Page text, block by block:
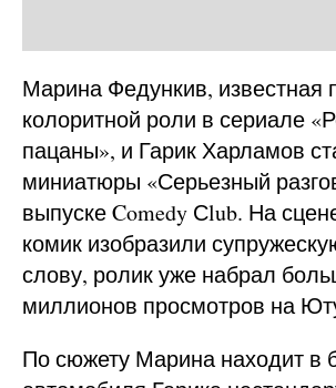
Марина Федункив, известная
колоритной роли в сериале
пацаны», и Гарик Харламов
миниатюры «Серьезный
выпуске Comedy Сlub. На
комик изобразили
слову, ролик уже набрал
миллионов просмотров на
По сюжету Марина находит в